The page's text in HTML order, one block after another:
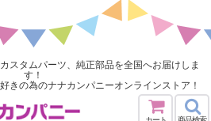
スタムパーツ、純正部品を全国へお届けしま
す！
きの為のナナカンパニーオンラインストア！